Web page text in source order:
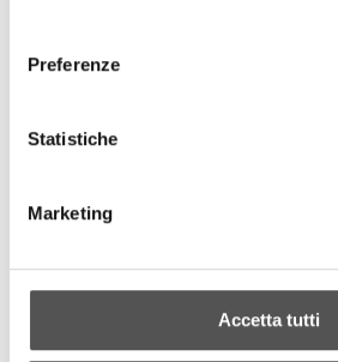
Preferenze
Statistiche
Marketing
Accetta tutti